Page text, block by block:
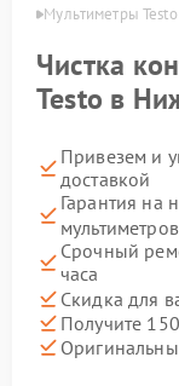
Мультиметры Testo
Чистка
Testo в
Привезем и
доставкой
Гарантия на
Срочный
часа
Скидка для
Получите